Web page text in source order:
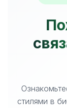
стилями в